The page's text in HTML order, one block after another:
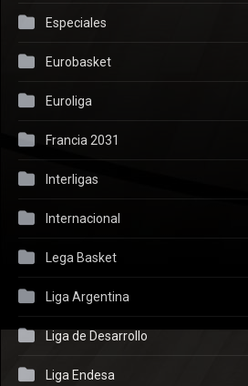
Especiales
Eurobasket
Euroliga
Francia 2031
Interligas
Internacional
Lega Basket
Liga Argentina
Liga de Desarrollo
Liga Endesa